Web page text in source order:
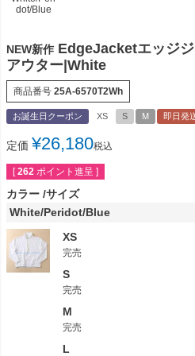
dot/Blue
NEW新作 EdgeJacketエッジ
アウター|White
商品番号 25A-6570T2Wh
お誕生日クーポン XS S M 即日発
定価 ¥26,180税込
[ 262 ポイント進呈 ]
カラー サイズ
White/Peridot/Blue
XS
完売
S
完売
M
完売
L